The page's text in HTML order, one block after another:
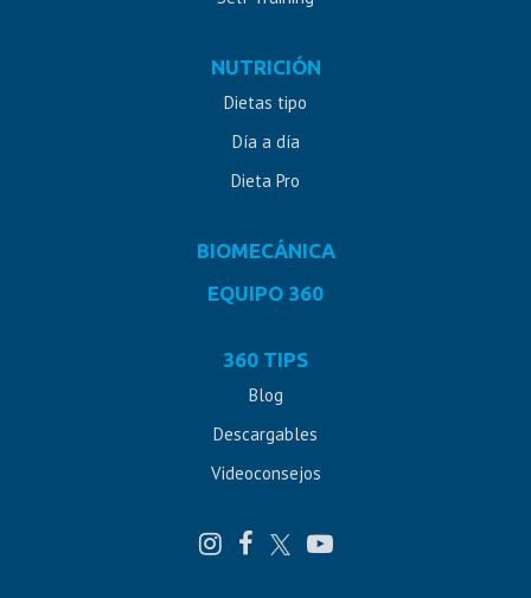
NUTRICIÓN
Dietas tipo
Día a día
Dieta Pro
BIOMECÁNICA
EQUIPO 360
360 TIPS
Blog
Descargables
Videoconsejos